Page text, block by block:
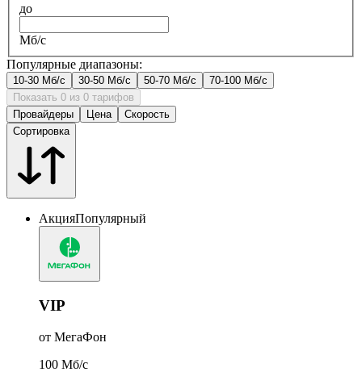
до
Мб/с
Популярные диапазоны:
10-30 Мб/с 30-50 Мб/с 50-70 Мб/с
70-100 Мб/с
Показать 0 из 0 тарифов
Провайдеры
Цена
Скорость
Сортировка
АкцияПопулярный
VIP
от МегаФон
100 Мб/c